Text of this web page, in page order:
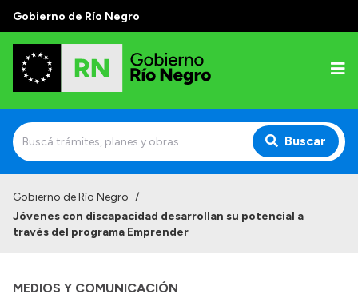
Gobierno de Río Negro
Buscar
Autoridades
Autoridades y Organismos
Gobierno de Río Negro /
Jóvenes con discapacidad desarrollan su potencial a
través del programa Emprender
MEDIOS Y COMUNICACIÓN